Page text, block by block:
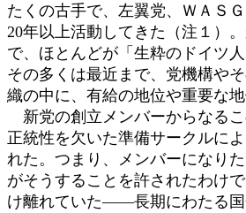
たくの古手で、左翼党、ＷＡＳ
20年以上活動してきた（注１）
で、ほとんどが「生粋のドイツ
その多くは最近まで、党機構や
織の中に、有給の地位や重要な地
新党の創立メンバーからなる
正統性を欠いた準備サークルに
れた。つまり、メンバーになり
がそうすることを許されたわけ
け離れていた――長期にわたる国